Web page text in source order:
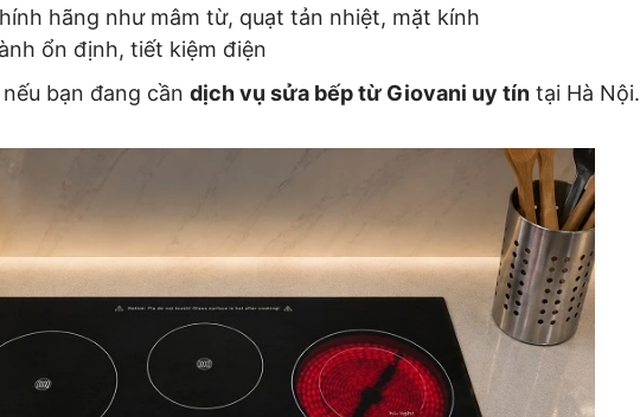
hãng như mâm từ, quạt tản nhiệt, mặt kính
ổn định, tiết kiệm điện
bạn đang cần dịch vụ sửa bếp từ Giovani uy tín tại Hà Nội.